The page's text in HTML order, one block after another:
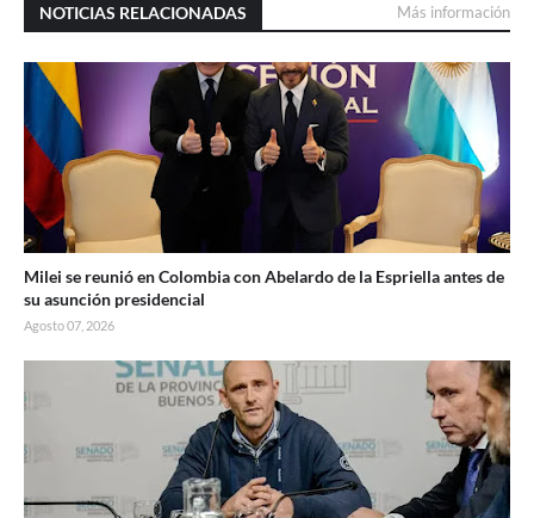
NOTICIAS RELACIONADAS Más información
Milei se reunió en Colombia con Abelardo de la Espriella antes de
su asunción presidencial
Agosto 07, 2026